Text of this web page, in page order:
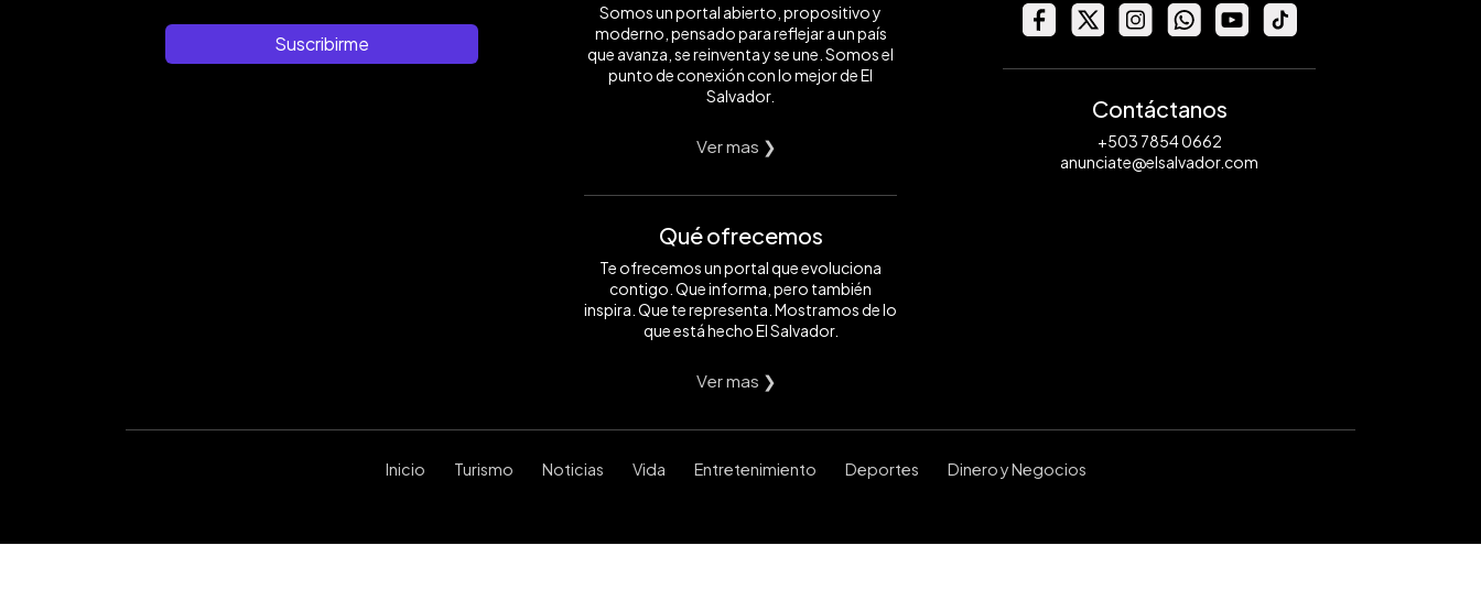
Suscribirme
Somos un portal abierto, propositivo y
moderno, pensado para reflejar a un país
que avanza, se reinventa y se une. Somos el
punto de conexión con lo mejor de El
Salvador.
Ver mas ❯
Qué ofrecemos
Te ofrecemos un portal que evoluciona
contigo. Que informa, pero también
inspira. Que te representa. Mostramos de lo
que está hecho El Salvador.
Ver mas ❯
Contáctanos
+503 7854 0662
anunciate@elsalvador.com
Inicio Turismo Noticias Vida Entretenimiento Deportes Dinero y Negocios